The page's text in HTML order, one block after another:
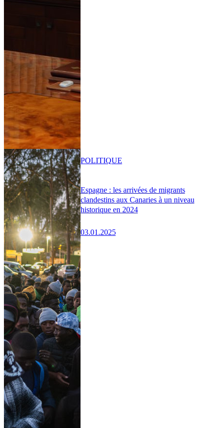
Espagne : les arrivées de migrants
clandestins aux Canaries à un niveau
historique en 2024
03.01.2025
POLITIQUE